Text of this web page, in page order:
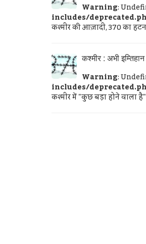
Warning:
includes/
कश्मीर की आज़ादी, 370 का
कश्मीर : अभी
Warning:
includes/
कश्मीर में "कुछ बड़ा होने वाला है"